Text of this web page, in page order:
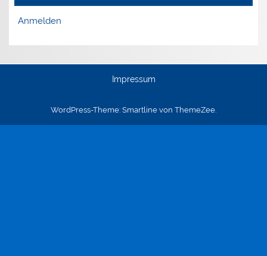
Anmelden
Impressum
WordPress-Theme: Smartline von ThemeZee.